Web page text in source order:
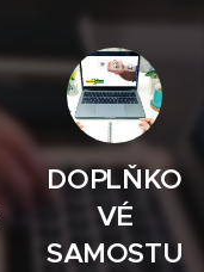
DOPLŇKO
VÉ
SAMOSTU